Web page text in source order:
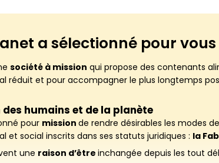
a sélectionné pour vous
société à mission qui propose des contenants
réduit et pour accompagner le plus longtemps
des humains et de la planète
pour mission de rendre désirables les modes
et social inscrits dans ses statuts juridiques : la
une raison d’être inchangée depuis les tout